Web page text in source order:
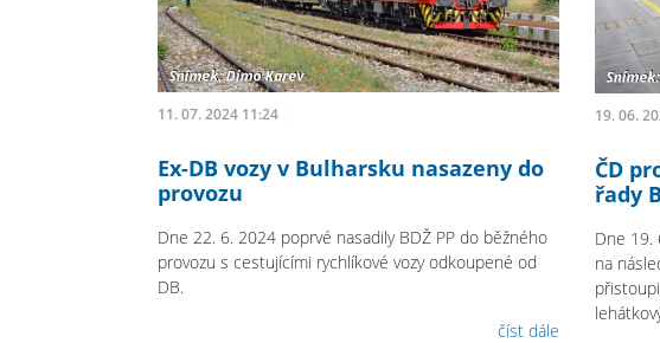
11. 07. 2024 11:24
Ex-DB vozy v Bulharsku nasazeny do
provozu
Dne 22. 6. 2024 poprvé nasadily BDŽ PP do běžného
provozu s cestujícími rychlíkové vozy odkoupené od
DB.
číst dále
19. 06.
ČD
řady
Dne 19.
na